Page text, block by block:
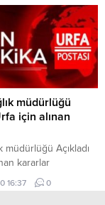
müdürlüğü
için alınan
müdürlüğü Açıkladı
kararlar
16:37 0